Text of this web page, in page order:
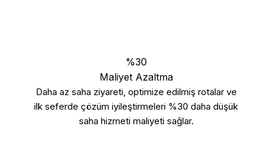
%30
Maliyet Azaltma
Daha az saha ziyareti, optimize edilmiş rotalar ve
ilk seferde çözüm iyileştirmeleri %30 daha düşük
saha hizmeti maliyeti sağlar.